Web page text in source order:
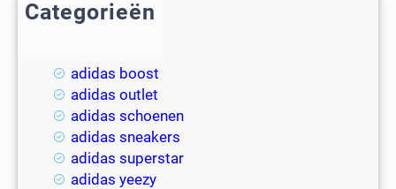
Categorieën
adidas boost
adidas outlet
adidas schoenen
adidas sneakers
adidas superstar
adidas yeezy